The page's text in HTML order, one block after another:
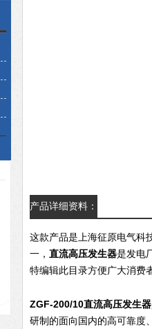
产品详细资料：
这款产品是上海征原电气科
一， 直流高压发生器是发电
特编辑此目录方便广大消费
ZGF-200/10直流高压发生器
研制的面向国内的高可靠度